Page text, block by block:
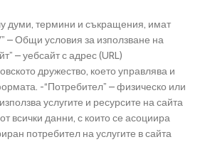
думи, термини и съкращения, имат
– Общи условия за използване на
– уебсайт с адрес (URL)
дружество, което управлява и
-“Потребител” – физическо или
услугите и ресурсите на сайта
всички данни, с които се асоциира
потребител на услугите в сайта